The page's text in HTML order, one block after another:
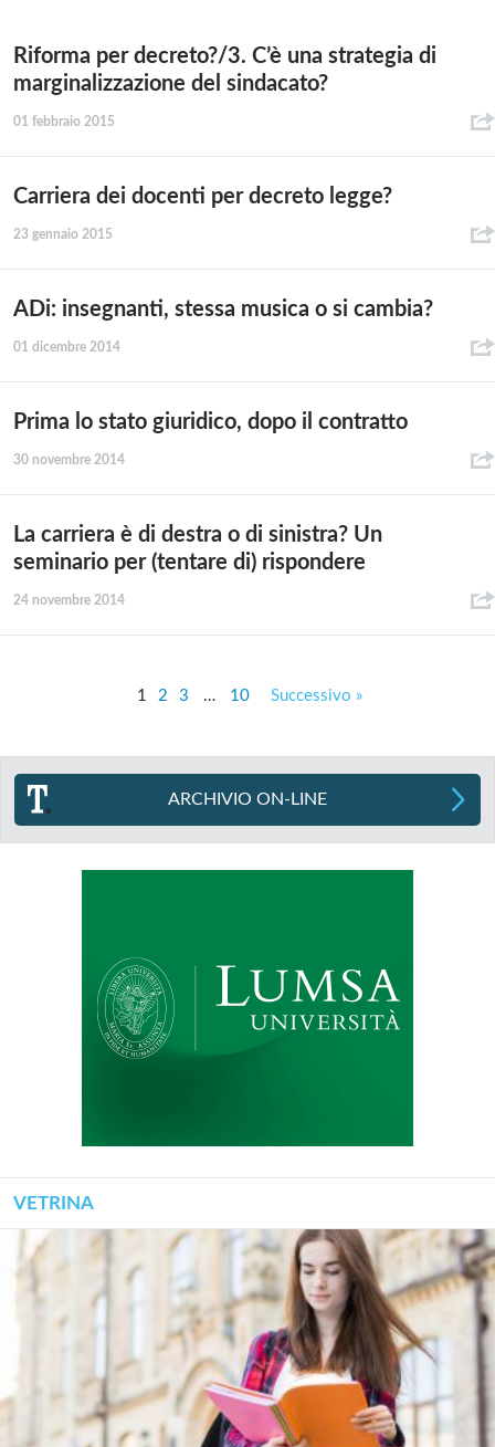
Riforma per decreto?/3. C’è una strategia di
marginalizzazione del sindacato?
01 febbraio 2015
Carriera dei docenti per decreto legge?
23 gennaio 2015
ADi: insegnanti, stessa musica o si cambia?
01 dicembre 2014
Prima lo stato giuridico, dopo il contratto
30 novembre 2014
La carriera è di destra o di sinistra? Un
seminario per (tentare di) rispondere
24 novembre 2014
1 2 3 … 10 Successivo »
ARCHIVIO ON-LINE
VETRINA